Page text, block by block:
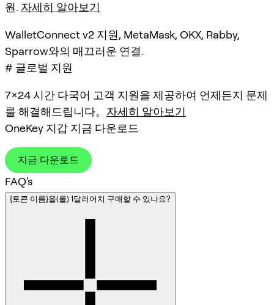
원. 자세히 알아보기
WalletConnect v2 지원, MetaMask, OKX, Rabby,
Sparrow와의 매끄러운 연결.
# 글로벌 지원
7×24 시간 다국어 고객 지원을 제공하여 언제든지 문제
를 해결해드립니다。 자세히 알아보기
OneKey 지갑 지금 다운로드
지금 다운로드
FAQ's
{토큰 이름}을(를) 1달러어치 구매할 수 있나요?